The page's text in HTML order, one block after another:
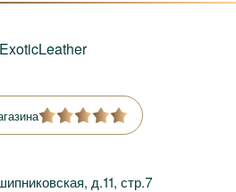
д.11, стр.7